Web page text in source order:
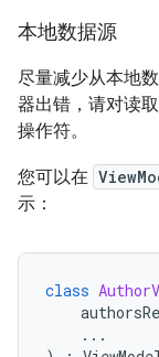
本地数据源
尽量减少从本地
器出错，请对读
操作符。
您可以在
示：
class
...